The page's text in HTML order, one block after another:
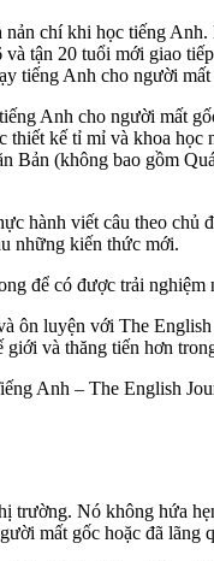
chí khi học tiếng
tận 20 tuổi mới giao
tiếng Anh cho người
Anh cho người mất
kế tỉ mỉ và khoa
(không bao gồm
hành viết câu theo
những kiến thức mới.
để có được trải
luyện với The
và thăng tiến hơn
Anh – The English
Nó không hứa
mất gốc hoặc đã lãng